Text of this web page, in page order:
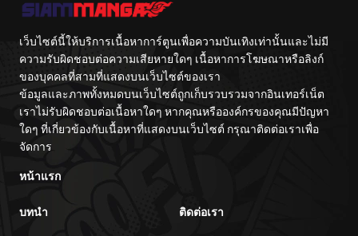
เว็บไซต์นี้ให้บริการเนื้อหาการ์ตูนเพื่อความบันเทิงเท่านั้นและไม่มี
ความรับผิดชอบต่อความเสียหายใดๆ เนื้อหาการโฆษณาหรือลิงก์
ของบุคคลที่สามที่แสดงบนเว็บไซต์ของเรา
ข้อมูลและภาพทั้งหมดบนเว็บไซต์ถูกเก็บรวบรวมจากอินเทอร์เน็ต
เราไม่รับผิดชอบต่อเนื้อหาใดๆ หากคุณหรือองค์กรของคุณมีปัญหา
ใดๆ ที่เกี่ยวข้องกับเนื้อหาที่แสดงบนเว็บไซต์ กรุณาติดต่อเราเพื่อ
จัดการ
หน้าแรก
บทนำ ติดต่อเรา